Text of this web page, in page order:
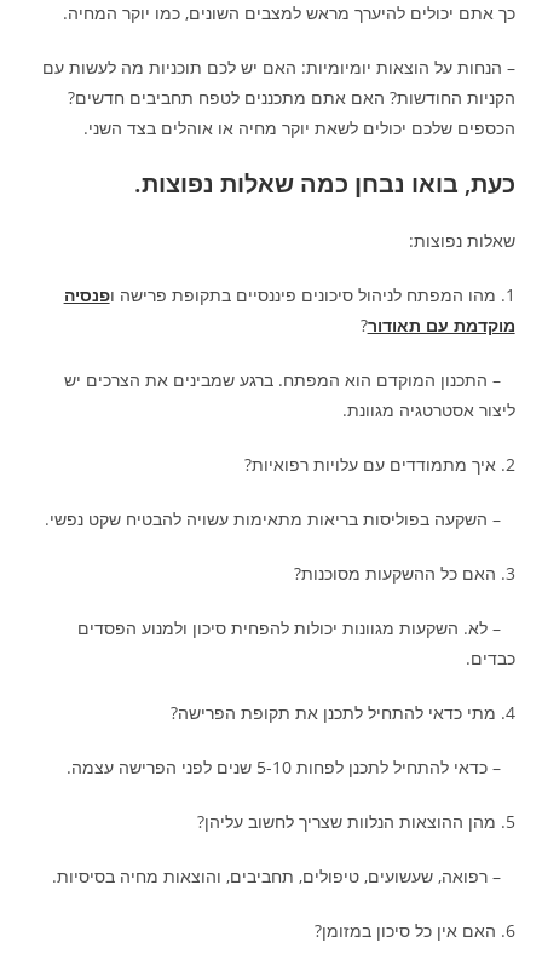
כך אתם יכולים להיערך מראש למצבים השונים, כמו יוקר המחיה.
– הנחות על הוצאות יומיומיות: האם יש לכם תוכניות מה לעשות עם
הקניות החודשות? האם אתם מתכננים לטפח תחביבים חדשים?
הכספים שלכם יכולים לשאת יוקר מחיה או אוהלים בצד השני.
כעת, בואו נבחן כמה שאלות נפוצות.
שאלות נפוצות:
1. מהו המפתח לניהול סיכונים פיננסיים בתקופת פרישה ו
פנסיה
מוקדמת עם תאודור?
– התכנון המוקדם הוא המפתח. ברגע שמבינים את הצרכים יש
ליצור אסטרטגיה מגוונת.
2. איך מתמודדים עם עלויות רפואיות?
– השקעה בפוליסות בריאות מתאימות עשויה להבטיח שקט נפשי.
3. האם כל ההשקעות מסוכנות?
– לא. השקעות מגוונות יכולות להפחית סיכון ולמנוע הפסדים
כבדים.
4. מתי כדאי להתחיל לתכנן את תקופת הפרישה?
– כדאי להתחיל לתכנן לפחות 5-10 שנים לפני הפרישה עצמה.
5. מהן ההוצאות הנלוות שצריך לחשוב עליהן?
– רפואה, שעשועים, טיפולים, תחביבים, והוצאות מחיה בסיסיות.
6. האם אין כל סיכון במזומן?